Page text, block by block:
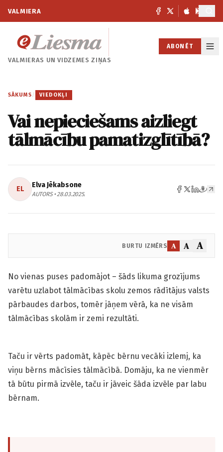
VALMIERA
VALMIERAS UNVIDZEMES ZIŅAS
ABONĒT
SĀKUMS / VIEDOKĻI
Vai nepieciešams aizliegt
tālmācību pamatizglītībā?
EL Elva Jēkabsone
AUTORS • 28.03.2025.
BURTU IZMĒRS A A A
No vienas puses padomājot – šāds likuma grozījums
varētu uzlabot tālmācības skolu zemos rādītājus valsts
pārbaudes darbos, tomēr jāņem vērā, ka ne visām
tālmācības skolām ir zemi rezultāti.
Taču ir vērts padomāt, kāpēc bērnu vecāki izlemj, ka
viņu bērns mācīsies tālmācībā. Domāju, ka ne vienmēr
tā būtu pirmā izvēle, taču ir jāveic šāda izvēle par labu
bērnam.